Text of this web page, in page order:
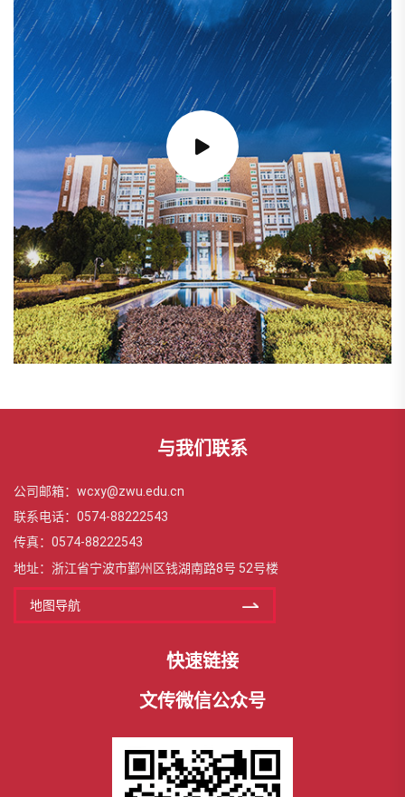
与我们联系
公司邮箱：wcxy@zwu.edu.cn
联系电话：0574-88222543
传真：0574-88222543
地址：浙江省宁波市鄞州区钱湖南路8号 52号楼
地图导航
快速链接
文传微信公众号